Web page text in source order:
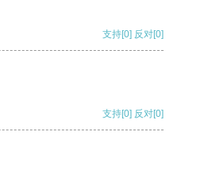
支持[0] 反对[0]
支持[0] 反对[0]